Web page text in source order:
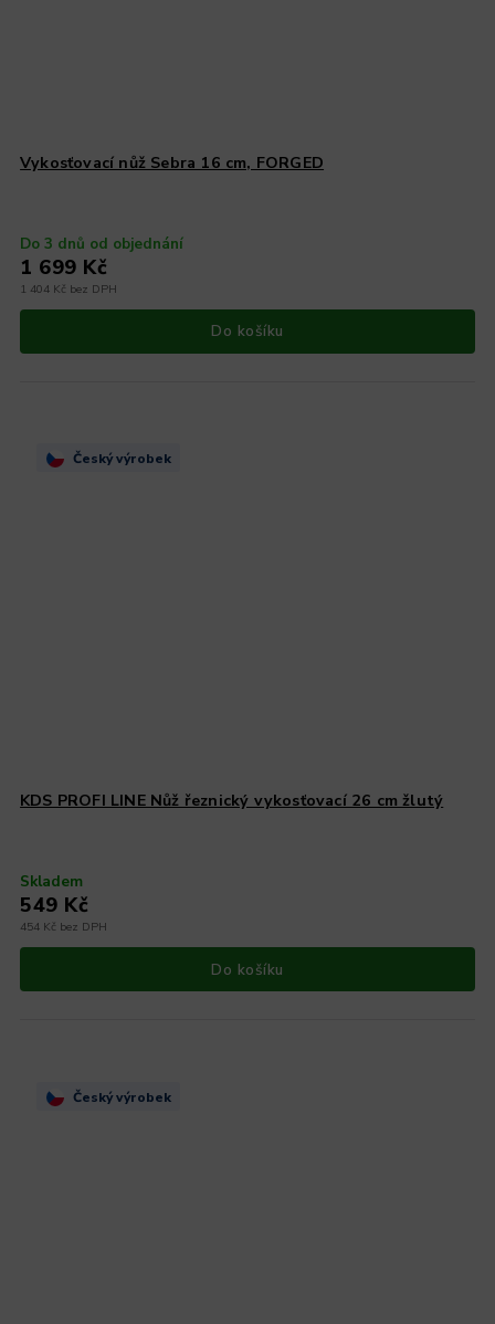
Vykosťovací nůž Sebra 16 cm, FORGED
Do 3 dnů od objednání
1 404 Kč bez DPH
1 699 Kč
Do košíku
Český výrobek
KDS PROFI LINE Nůž řeznický vykosťovací 26 cm žlutý
Skladem
454 Kč bez DPH
549 Kč
Do košíku
Český výrobek